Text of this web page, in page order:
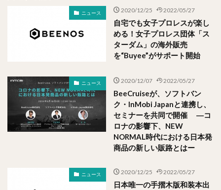
ニュース 2020/12/25 2022/05/27
自宅でも女子プロレスが楽し
める！女子プロレス団体「ス
ターダム」の海外販売
を“Buyee”がサポート開始
ニュース 2020/12/07 2022/05/27
BeeCruiseが、ソフトバン
ク・InMobi Japanと連携し、
セミナーを共同で開催 ―コ
ロナの影響下、NEW
NORMAL時代における日本発
商品の新しい販路とはー
ニュース 2020/12/25 2022/05/27
日本唯一の手摺木版和装本出